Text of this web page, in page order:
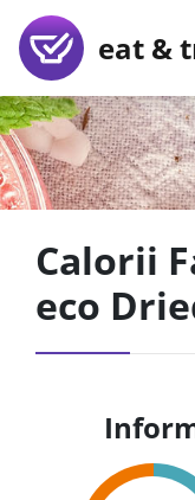
eat &
Calorii
eco